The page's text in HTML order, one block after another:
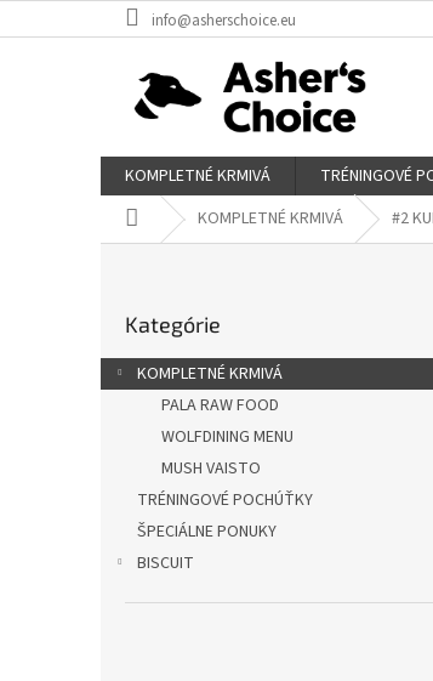
na
info@asherschoice.eu
KOMPLETNÉ KRMIVÁ TRÉNINGOVÉ
DomovKOMPLETNÉ KRMIVÁ #2
ý
p
kategórie
Kategórie
KOMPLETNÉ KRMIVÁ
PALA RAW FOOD
WOLFDINING MENU
MUSH VAISTO
TRÉNINGOVÉ POCHÚŤKY
ŠPECIÁLNE PONUKY
BISCUIT